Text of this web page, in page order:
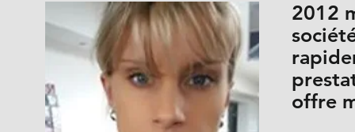
2012
offre